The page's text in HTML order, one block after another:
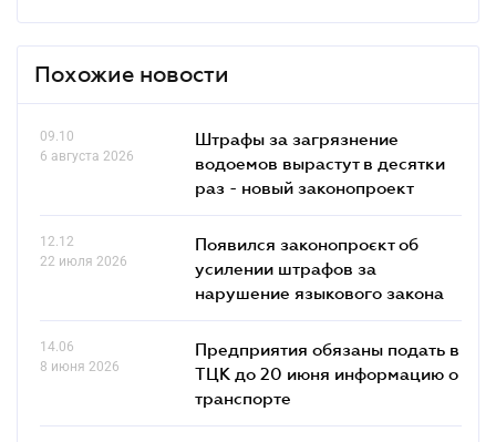
Похожие новости
09.10
6 августа 2026
Штрафы за загрязнение
водоемов вырастут в десятки
раз - новый законопроект
12.12
22 июля 2026
Появился законопроєкт об
усилении штрафов за
нарушение языкового закона
14.06
8 июня 2026
Предприятия обязаны подать в
ТЦК до 20 июня информацию о
транспорте